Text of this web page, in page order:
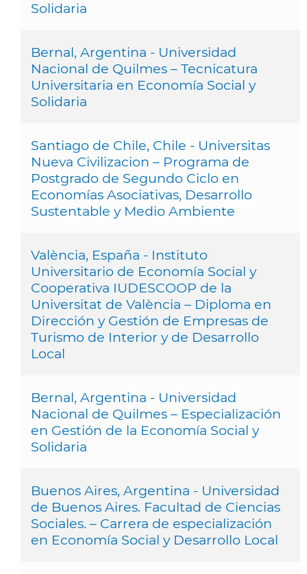
Solidaria
Bernal, Argentina - Universidad
Nacional de Quilmes – Tecnicatura
Universitaria en Economía Social y
Solidaria
Santiago de Chile, Chile - Universitas
Nueva Civilizacion – Programa de
Postgrado de Segundo Ciclo en
Economías Asociativas, Desarrollo
Sustentable y Medio Ambiente
València, España - Instituto
Universitario de Economía Social y
Cooperativa IUDESCOOP de la
Universitat de València – Diploma en
Dirección y Gestión de Empresas de
Turismo de Interior y de Desarrollo
Local
Bernal, Argentina - Universidad
Nacional de Quilmes – Especialización
en Gestión de la Economía Social y
Solidaria
Buenos Aires, Argentina - Universidad
de Buenos Aires. Facultad de Ciencias
Sociales. – Carrera de especialización
en Economía Social y Desarrollo Local